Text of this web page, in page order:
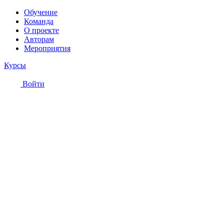
Обучение
Команда
О проекте
Авторам
Мероприятия
Курсы
Войти